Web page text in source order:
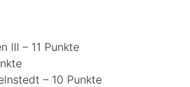
III – 11 Punkte
– 10 Punkte